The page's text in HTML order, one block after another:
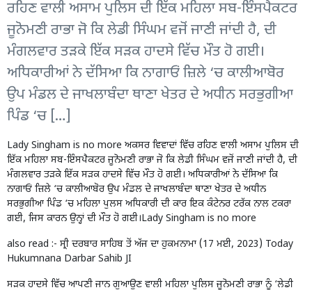
ਰਹਿਣ ਵਾਲੀ ਅਸਾਮ ਪੁਲਿਸ ਦੀ ਇੱਕ ਮਹਿਲਾ ਸਬ-ਇੰਸਪੈਕਟਰ
ਜੂਨੋਮਣੀ ਰਾਭਾ ਜੋ ਕਿ ਲੇਡੀ ਸਿੰਘਮ ਵਜੋਂ ਜਾਣੀ ਜਾਂਦੀ ਹੈ, ਦੀ
ਮੰਗਲਵਾਰ ਤੜਕੇ ਇੱਕ ਸੜਕ ਹਾਦਸੇ ਵਿੱਚ ਮੌਤ ਹੋ ਗਈ।
ਅਧਿਕਾਰੀਆਂ ਨੇ ਦੱਸਿਆ ਕਿ ਨਾਗਾਓਂ ਜ਼ਿਲੇ ‘ਚ ਕਾਲੀਆਬੋਰ
ਉਪ ਮੰਡਲ ਦੇ ਜਾਖਲਾਬੰਦਾ ਥਾਣਾ ਖੇਤਰ ਦੇ ਅਧੀਨ ਸਰਭੁਗੀਆ
ਪਿੰਡ ‘ਚ […]
Lady Singham is no more ਅਕਸਰ ਵਿਵਾਦਾਂ ਵਿੱਚ ਰਹਿਣ ਵਾਲੀ ਅਸਾਮ ਪੁਲਿਸ ਦੀ
ਇੱਕ ਮਹਿਲਾ ਸਬ-ਇੰਸਪੈਕਟਰ ਜੂਨੋਮਣੀ ਰਾਭਾ ਜੋ ਕਿ ਲੇਡੀ ਸਿੰਘਮ ਵਜੋਂ ਜਾਣੀ ਜਾਂਦੀ ਹੈ, ਦੀ
ਮੰਗਲਵਾਰ ਤੜਕੇ ਇੱਕ ਸੜਕ ਹਾਦਸੇ ਵਿੱਚ ਮੌਤ ਹੋ ਗਈ। ਅਧਿਕਾਰੀਆਂ ਨੇ ਦੱਸਿਆ ਕਿ
ਨਾਗਾਓਂ ਜ਼ਿਲੇ ‘ਚ ਕਾਲੀਆਬੋਰ ਉਪ ਮੰਡਲ ਦੇ ਜਾਖਲਾਬੰਦਾ ਥਾਣਾ ਖੇਤਰ ਦੇ ਅਧੀਨ
ਸਰਭੁਗੀਆ ਪਿੰਡ ‘ਚ ਮਹਿਲਾ ਪੁਲਸ ਅਧਿਕਾਰੀ ਦੀ ਕਾਰ ਇਕ ਕੰਟੇਨਰ ਟਰੱਕ ਨਾਲ ਟਕਰਾ
ਗਈ, ਜਿਸ ਕਾਰਨ ਉਨ੍ਹਾਂ ਦੀ ਮੌਤ ਹੋ ਗਈ।Lady Singham is no more
also read :- ਸ੍ਰੀ ਦਰਬਾਰ ਸਾਹਿਬ ਤੋਂ ਅੱਜ ਦਾ ਹੁਕਮਨਾਮਾ (17 ਮਈ, 2023) Today
Hukumnana Darbar Sahib JI
ਸੜਕ ਹਾਦਸੇ ਵਿੱਚ ਆਪਣੀ ਜਾਨ ਗੁਆਉਣ ਵਾਲੀ ਮਹਿਲਾ ਪੁਲਿਸ ਜੂਨੋਮਣੀ ਰਾਭਾ ਨੂੰ ‘ਲੇਡੀ